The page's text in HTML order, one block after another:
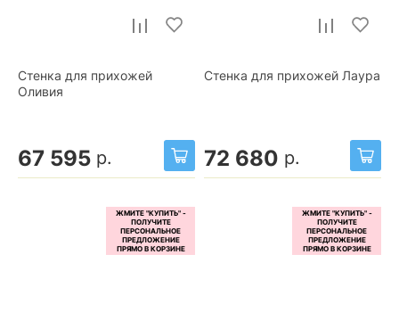
Стенка для прихожей
Оливия
67 595 р.
Стенка для прихожей Лаура
72 680 р.